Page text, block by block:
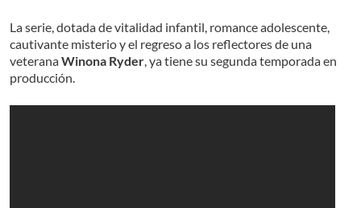
La serie, dotada de vitalidad infantil, romance adolescente,
cautivante misterio y el regreso a los reflectores de una
veteranaWinona Ryder, ya tiene su segunda temporada en
producción.